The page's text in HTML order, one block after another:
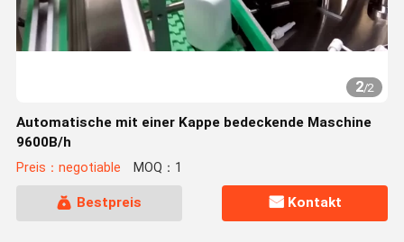
2/2
Automatische mit einer Kappe bedeckende Maschine
9600B/h
Preis：negotiable MOQ：1
Bestpreis Kontakt